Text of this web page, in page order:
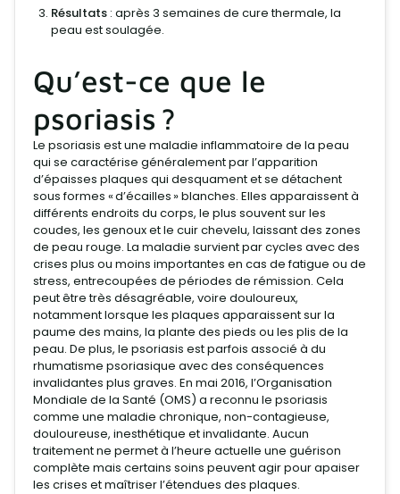
Résultats : après 3 semaines de cure thermale, la
peau est soulagée.
Qu’est-ce que le
psoriasis ?
Le psoriasis est une maladie inflammatoire de la peau
qui se caractérise généralement par l’apparition
d’épaisses plaques qui desquament et se détachent
sous formes « d’écailles » blanches. Elles apparaissent à
différents endroits du corps, le plus souvent sur les
coudes, les genoux et le cuir chevelu, laissant des zones
de peau rouge. La maladie survient par cycles avec des
crises plus ou moins importantes en cas de fatigue ou de
stress, entrecoupées de périodes de rémission. Cela
peut être très désagréable, voire douloureux,
notamment lorsque les plaques apparaissent sur la
paume des mains, la plante des pieds ou les plis de la
peau. De plus, le psoriasis est parfois associé à du
rhumatisme psoriasique avec des conséquences
invalidantes plus graves. En mai 2016, l’Organisation
Mondiale de la Santé (OMS) a reconnu le psoriasis
comme une maladie chronique, non-contagieuse,
douloureuse, inesthétique et invalidante. Aucun
traitement ne permet à l’heure actuelle une guérison
complète mais certains soins peuvent agir pour apaiser
les crises et maîtriser l’étendues des plaques.